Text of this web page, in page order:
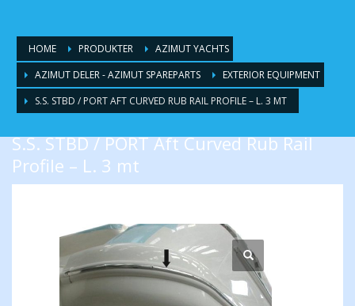
HOME PRODUKTER
AZIMUT YACHTS
AZIMUT DELER - AZIMUT SPAREPARTS
EXTERIOR EQUIPMENT
S.S. STBD / PORT AFT CURVED RUB RAIL PROFILE – L. 3 MT
S.S. STBD / PORT Aft Curved Rub Rail
Profile – L. 3 mt